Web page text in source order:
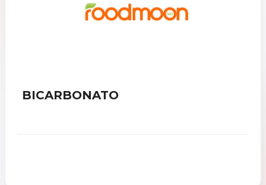
BICARBONATO